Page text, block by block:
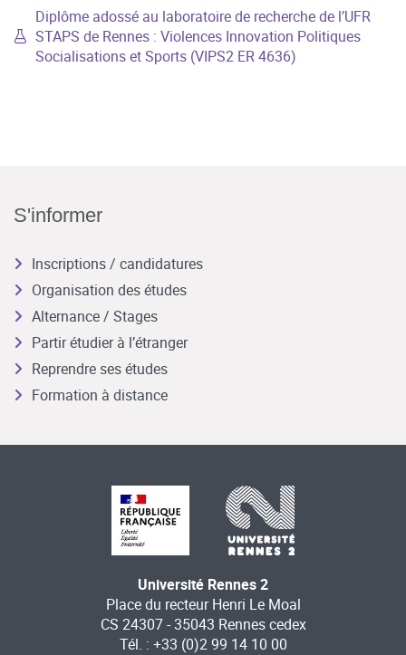
Diplôme adossé au laboratoire de recherche de l’UFR
STAPS de Rennes : Violences Innovation Politiques
Socialisations et Sports (VIPS2 ER 4636)
S'informer
Inscriptions / candidatures
Organisation des études
Alternance / Stages
Partir étudier à l’étranger
Reprendre ses études
Formation à distance
Université Rennes 2
Place du recteur Henri Le Moal
CS 24307 - 35043 Rennes cedex
Tél. : +33 (0)2 99 14 10 00